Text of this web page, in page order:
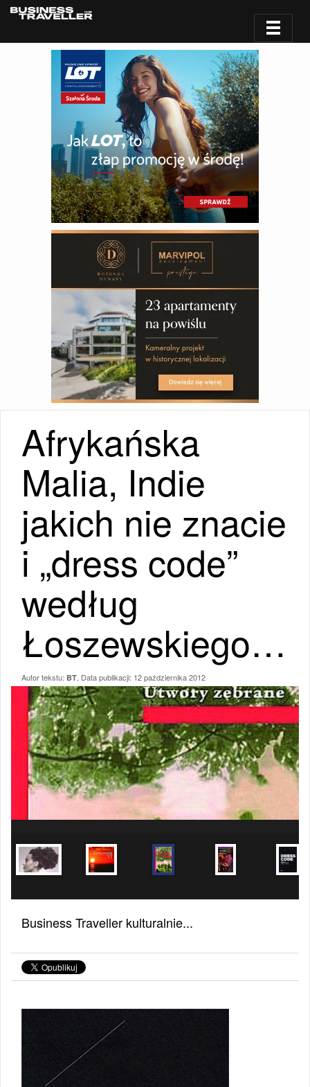
Afrykańska
Malia, Indie
jakich nie znacie
i „dress code”
według
Łoszewskiego…
Autor tekstu: BT , Data publikacji: 12 października 2012
Business Traveller kulturalnie...